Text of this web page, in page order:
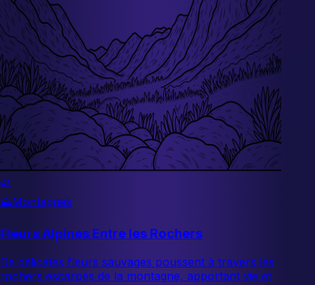
🌿
⛰️Montagnes
Fleurs Alpines Entre les Rochers
De délicates fleurs sauvages poussent à travers les
rochers escarpés de la montagne, apportant vie et